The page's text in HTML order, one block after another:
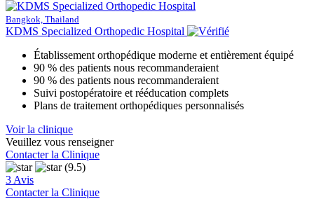
Bangkok, Thailand
KDMS Specialized Orthopedic Hospital
Établissement orthopédique moderne et entièrement équipé
90 % des patients nous recommanderaient
90 % des patients nous recommanderaient
Suivi postopératoire et rééducation complets
Plans de traitement orthopédiques personnalisés
Voir la clinique
Veuillez vous renseigner
Contacter la Clinique
(9.5)
3 Avis
Contacter la Clinique